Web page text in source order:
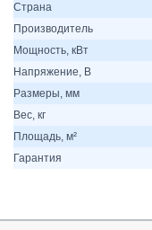
Страна
Производитель
Мощность, кВт
Напряжение, В
Размеры, мм
Вес, кг
Площадь, м²
Гарантия